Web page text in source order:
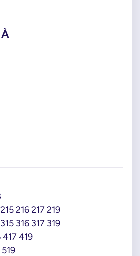
216 217 219
316 317 319
419